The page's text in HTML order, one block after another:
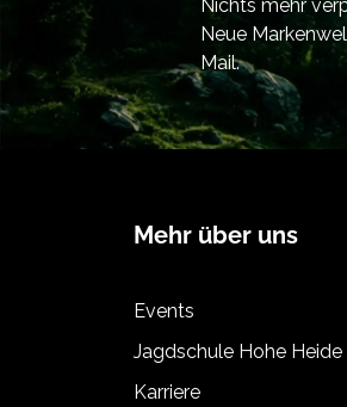
Nichts mehr
Neue
Mail.
Mehr über uns
Events
Jagdschule Hohe Heide
Karriere